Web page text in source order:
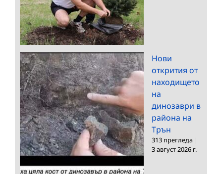
Нови
открития от
находището
на
динозаври в
района на
Трън
313 прегледа |
3 август 2026 г.